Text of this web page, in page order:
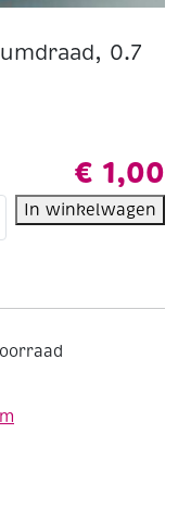
0.7
€ 1,00
In winkelwagen